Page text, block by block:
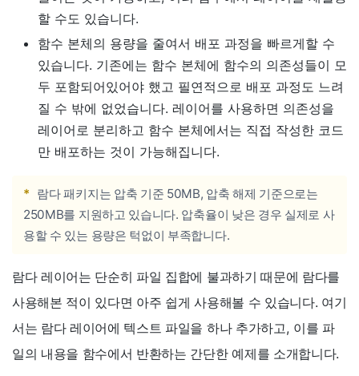
할 수도 있습니다.
함수 본체의 용량을 줄여서 배포 과정을 빠르게할 수
있습니다. 기존에는 함수 본체에 함수의 의존성들이 모
두 포함되어있어야 했고 필연적으로 배포 과정도 느려
질 수 밖에 없었습니다. 레이어를 사용하면 의존성을
레이어로 분리하고 함수 본체에서는 직접 작성한 코드
만 배포하는 것이 가능해집니다.
* 람다 패키지는 압축 기준 50MB, 압축 해제 기준으로는
250MB를 지원하고 있습니다. 압축율이 낮은 경우 실제로 사
용할 수 있는 용량은 턱없이 부족합니다.
람다 레이어는 단순히 파일 집합에 불과하기 때문에 람다를
사용해본 적이 있다면 아주 쉽게 사용해볼 수 있습니다. 여기
서는 람다 레이어에 텍스트 파일을 하나 추가하고, 이를 파
일의 내용을 함수에서 반환하는 간단한 예제를 소개합니다.